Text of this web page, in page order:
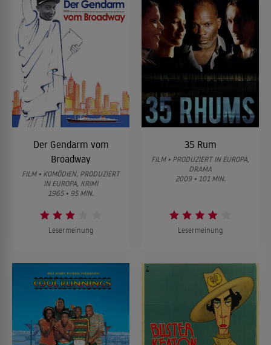
Der Gendarm vom
Broadway
FILM • KOMÖDIEN, PRODUZIERT
IN EUROPA, KRIMI
1965 • 95 MIN.
Lesermeinung
35 Rum
FILM • PRODUZIERT IN EUROPA,
DRAMA
2009 • 101 MIN.
Lesermeinung